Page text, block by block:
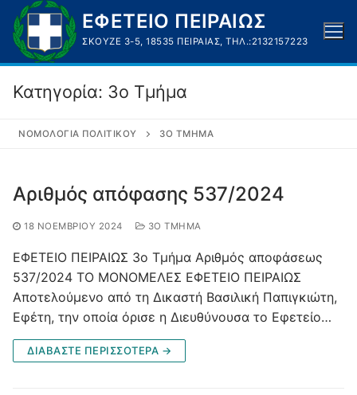
Μετάβαση
στο
περιεχόμενο
ΕΦΕΤΕΙΟ ΠΕΙΡΑΙΩΣ
ΣΚΟΥΖΈ 3-5, 18535 ΠΕΙΡΑΙΆΣ, ΤΗΛ.:2132157223
Κατηγορία: 3ο Τμήμα
ΝΟΜΟΛΟΓΊΑ ΠΟΛΙΤΙΚΟΎ 3Ο ΤΜΉΜΑ
Αριθμός απόφασης 537/2024
18 ΝΟΕΜΒΡΊΟΥ 2024 3Ο ΤΜΉΜΑ
ΕΦΕΤΕΙΟ ΠΕΙΡΑΙΩΣ 3ο Τμήμα Αριθμός αποφάσεως
537/2024 ΤΟ ΜΟΝΟΜΕΛΕΣ ΕΦΕΤΕΙΟ ΠΕΙΡΑΙΩΣ
Αποτελούμενο από τη Δικαστή Βασιλική Παπιγκιώτη,
Εφέτη, την οποία όρισε η Διευθύνουσα το Εφετείο…
ΔΙΑΒΑΣΤΕ ΠΕΡΙΣΣΟΤΕΡΑ →